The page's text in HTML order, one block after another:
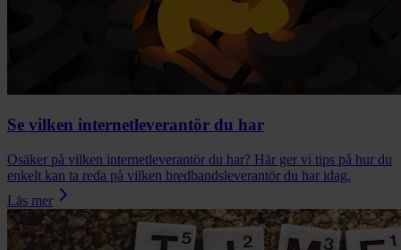
Se vilken internetleverantör du har
Osäker på vilken internetleverantör du har? Här ger vi tips på hur du
enkelt kan ta reda på vilken bredbandsleverantör du har idag.
Läs mer